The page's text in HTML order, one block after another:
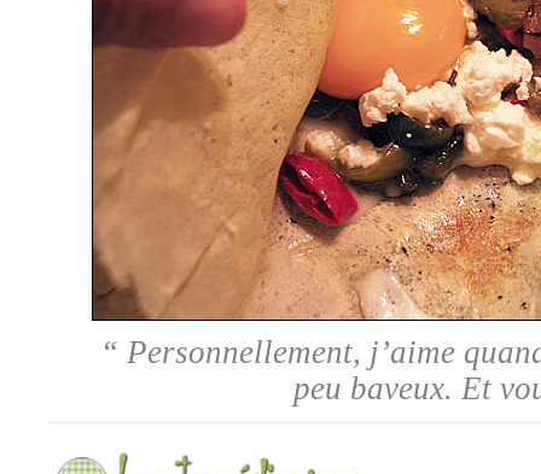
“ Personnellement, j’aime
peu baveux. Et